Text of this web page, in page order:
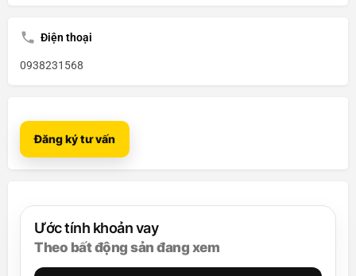
Điện thoại
0938231568
Đăng ký tư vấn
Ước tính khoản vay
Theo bất động sản đang xem